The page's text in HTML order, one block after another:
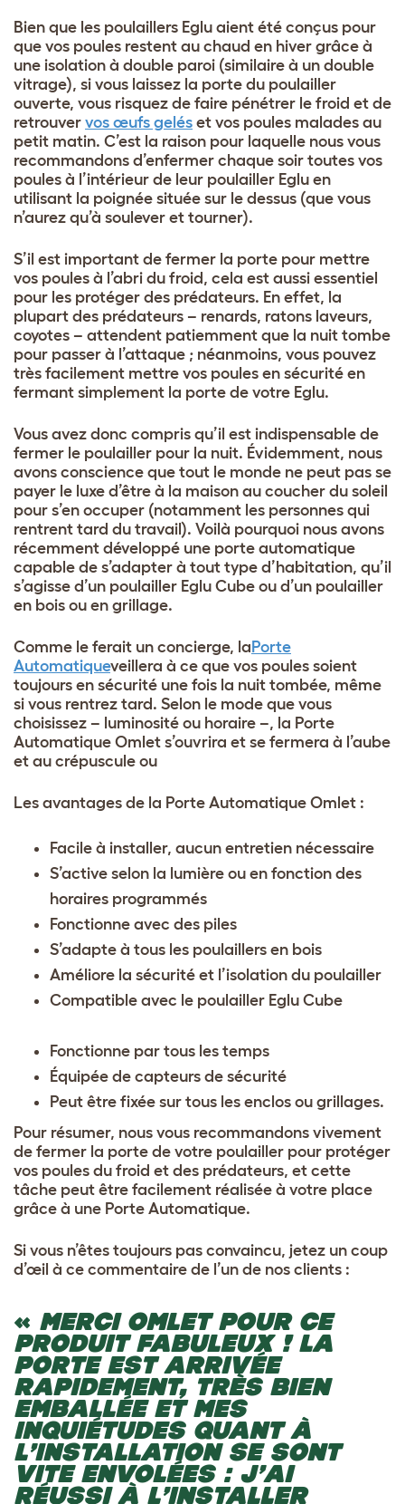
Bien que les poulaillers Eglu aient été conçus pour
que vos poules restent au chaud en hiver grâce à
une isolation à double paroi (similaire à un double
vitrage), si vous laissez la porte du poulailler
ouverte, vous risquez de faire pénétrer le froid et de
retrouver vos œufs gelés et vos poules malades au
petit matin. C’est la raison pour laquelle nous vous
recommandons d’enfermer chaque soir toutes vos
poules à l’intérieur de leur poulailler Eglu en
utilisant la poignée située sur le dessus (que vous
n’aurez qu’à soulever et tourner).
S’il est important de fermer la porte pour mettre
vos poules à l’abri du froid, cela est aussi essentiel
pour les protéger des prédateurs. En effet, la
plupart des prédateurs – renards, ratons laveurs,
coyotes – attendent patiemment que la nuit tombe
pour passer à l’attaque ; néanmoins, vous pouvez
très facilement mettre vos poules en sécurité en
fermant simplement la porte de votre Eglu.
Vous avez donc compris qu’il est indispensable de
fermer le poulailler pour la nuit. Évidemment, nous
avons conscience que tout le monde ne peut pas se
payer le luxe d’être à la maison au coucher du soleil
pour s’en occuper (notamment les personnes qui
rentrent tard du travail). Voilà pourquoi nous avons
récemment développé une porte automatique
capable de s’adapter à tout type d’habitation, qu’il
s’agisse d’un poulailler Eglu Cube ou d’un poulailler
en bois ou en grillage.
Comme le ferait un concierge, la Porte
Automatiqueveillera à ce que vos poules soient
toujours en sécurité une fois la nuit tombée, même
si vous rentrez tard. Selon le mode que vous
choisissez – luminosité ou horaire –, la Porte
Automatique Omlet s’ouvrira et se fermera à l’aube
et au crépuscule ou
Les avantages de la Porte Automatique Omlet :
Facile à installer, aucun entretien nécessaire
S’active selon la lumière ou en fonction des
horaires programmés
Fonctionne avec des piles
S’adapte à tous les poulaillers en bois
Améliore la sécurité et l’isolation du poulailler
Compatible avec le poulailler Eglu Cube
Fonctionne par tous les temps
Équipée de capteurs de sécurité
Peut être fixée sur tous les enclos ou grillages.
Pour résumer, nous vous recommandons vivement
de fermer la porte de votre poulailler pour protéger
vos poules du froid et des prédateurs, et cette
tâche peut être facilement réalisée à votre place
grâce à une Porte Automatique.
Si vous n’êtes toujours pas convaincu, jetez un coup
d’œil à ce commentaire de l’un de nos clients :
« MERCI OMLET POUR CE
PRODUIT FABULEUX ! LA
PORTE EST ARRIVÉE
RAPIDEMENT, TRÈS BIEN
EMBALLÉE ET MES
INQUIÉTUDES QUANT À
L’INSTALLATION SE SONT
VITE ENVOLÉES : J’AI
RÉUSSI À L’INSTALLER